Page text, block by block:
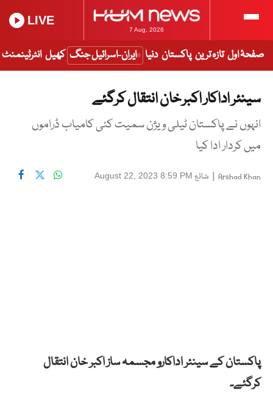
7 Aug, 2026
LIVE
صفحۂ اول تازہ ترین پاکستان دنیا ایران-اسرائیل جنگ کھیل انٹرٹینمنٹ
سینئر اداکار اکبر خان انتقال کرگئے
انہوں نے پاکستان ٹیلی ویژن سمیت کئی کامیاب ڈراموں
میں کردار ادا کیا
Arshad Khan
| شائع August 22, 2023 8:59 PM
پاکستان کے سینئر اداکارو مجسمہ ساز اکبر خان انتقال
کرگئے۔